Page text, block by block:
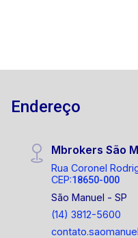
Endereço
Mbrokers São
Rua Coronel
CEP:18650-000
São Manuel - SP
(14) 3812-5600